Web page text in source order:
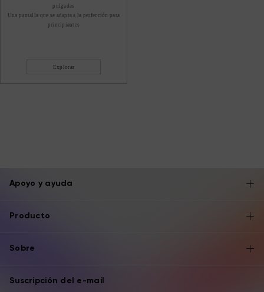
pulgadas
Una pantalla que se adapta a la perfección para
principiantes
Explorar
Apoyo y ayuda
Producto
Sobre
Suscripción del e-mail